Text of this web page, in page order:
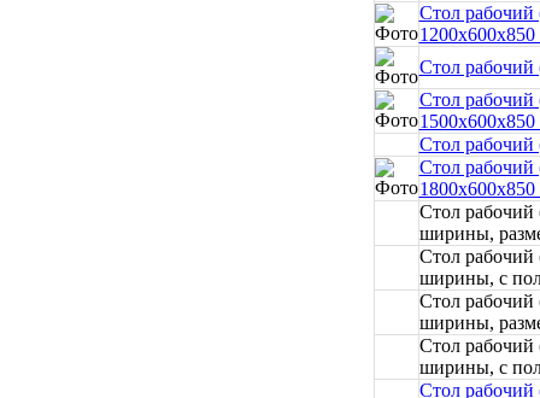
Стол
Стол
Стол
Стол
Стол
Стол
ширины,
Стол
ширины, с
Стол
ширины,
Стол
ширины, с
Стол